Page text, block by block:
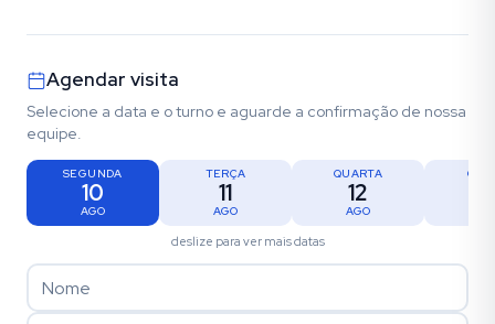
Agendar visita
Selecione a data e o turno e aguarde a confirmação de nossa
equipe.
SEGUNDA
10
AGO
TERÇA
11
AGO
QUARTA
12
AGO
deslize para ver mais datas